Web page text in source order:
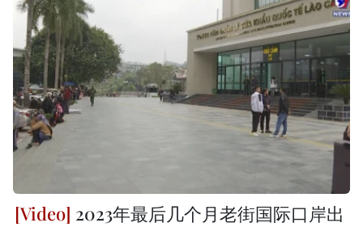
2023年最后几个月老街国际口岸出